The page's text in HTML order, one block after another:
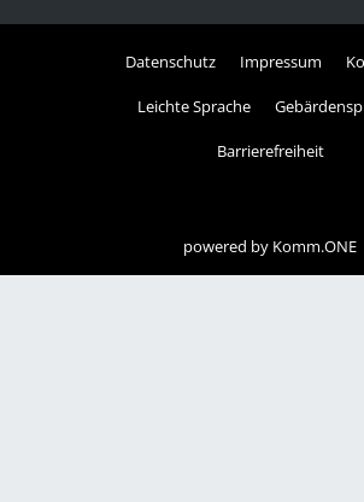
Datenschutz Impressum
Leichte Sprache
Barrierefreiheit
powered by Komm.ONE